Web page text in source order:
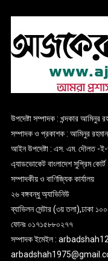
উপদেষ্টা সম্পাদক : খন্দকার আমিনুর
সম্পাদক ও প্রকাশক : আমিনুর রহমান
আইন উপদেষ্টা : এস. এম. দৌলত -ই-
এ্যাডভোকেট বাংলাদেশ সুপ্রিম
সম্পাদকীয় ও বাণিজ্যিক কার্যালয়
২৬ বঙ্গবন্ধু অ্যাভিনিউ
ব্যাভিলন সেন্টার (৩য় তলা),ঢাকা
ফোনঃ ০১৭১৫৮৮০২৭৭
সম্পাদক ইমেইল :